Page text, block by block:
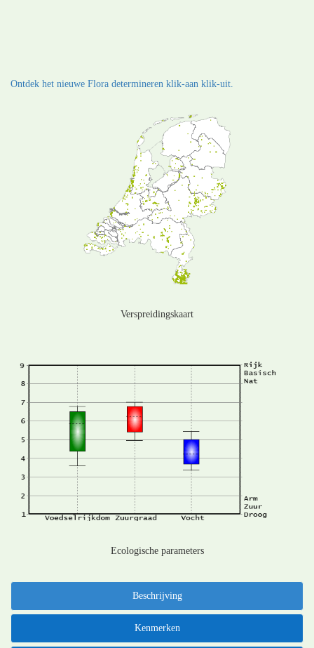
Ontdek het nieuwe Flora determineren klik-aan klik-uit.
Verspreidingskaart
Ecologische parameters
Beschrijving
Kenmerken